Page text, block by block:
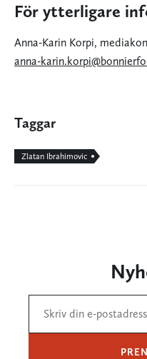
För ytterligare
Anna-Karin Korpi,
anna-
Taggar
Zlatan Ibrahimovic